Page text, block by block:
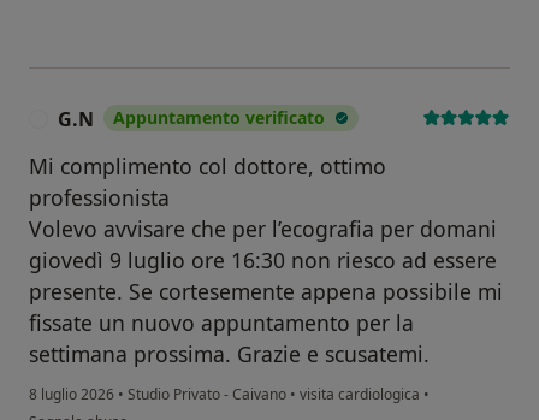
G.N Appuntamento verificato
Mi complimento col dottore, ottimo
professionista
Volevo avvisare che per l’ecografia per domani
giovedì 9 luglio ore 16:30 non riesco ad essere
presente. Se cortesemente appena possibile mi
fissate un nuovo appuntamento per la
settimana prossima. Grazie e scusatemi.
8 luglio 2026 • Studio Privato - Caivano • visita cardiologica •
secondo l'opinione dell'utente G.N